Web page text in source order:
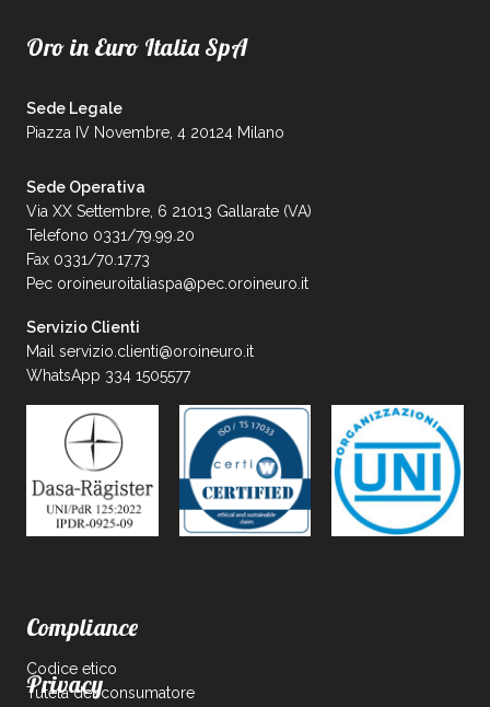
Oro in Euro Italia SpA
Sede Legale
Piazza IV Novembre, 4 20124 Milano
Sede Operativa
Via XX Settembre, 6 21013 Gallarate (VA)
Telefono 0331/79.99.20
Fax 0331/70.17.73
Pec oroineuroitaliaspa@pec.oroineuro.it
Servizio Clienti
Mail servizio.clienti@oroineuro.it
WhatsApp 334 1505577
Compliance
Codice etico
Tutela del consumatore
Privacy